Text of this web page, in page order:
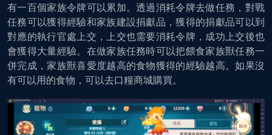
有一百個家族令牌可以累加。透過消耗令牌去做任務，對戰
任務可以獲得經驗和家族建設捐獻品，獲得的捐獻品可以到
對應的執行官處上交，上交也需要消耗令牌，成功上交後也
會獲得大量經驗。在做家族任務時可以把餵食家族獸任務一
併完成，家族獸喜愛度越高的食物獲得的經驗越高。如果沒
有可以用的食物，可以去口糧商城購買。